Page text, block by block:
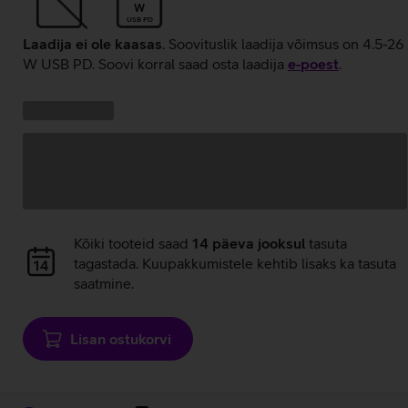
W
USB PD
Laadija ei ole kaasas. Soovituslik laadija võimsus on 4.5-26
W USB PD. Soovi korral saad osta laadija e‑poest.
Andmete
laadimine
Kõiki tooteid saad 14 päeva jooksul tasuta
tagastada. Kuupakkumistele kehtib lisaks ka tasuta
saatmine.
Lisan ostukorvi